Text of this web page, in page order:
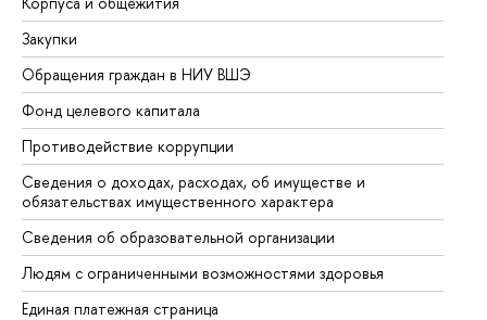
Закупки
Обращения граждан в НИУ ВШЭ
Фонд целевого капитала
Противодействие коррупции
Сведения о доходах, расходах, об имуществе и
обязательствах имущественного характера
Сведения об образовательной организации
Людям с ограниченными возможностями здоровья
Единая платежная страница